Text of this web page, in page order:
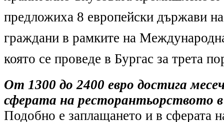
предложиха 8 европейски държави на
граждани в рамките на
която се проведе в Бургас за трета
От 1300 до 2400 евро достига
сферата на ресторантьорството
Подобно е заплащането и в сферата